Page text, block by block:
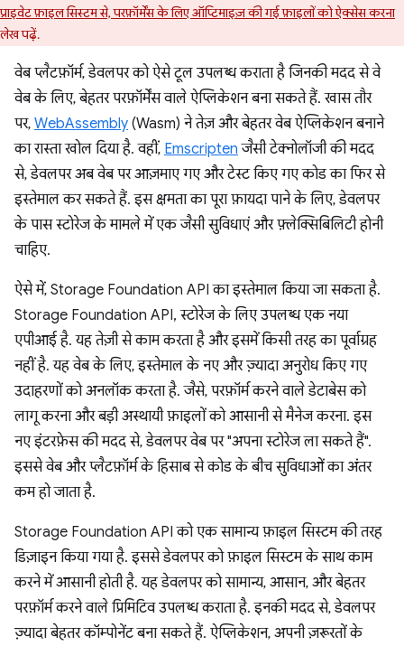
प्राइवेट फ़ाइल सिस्टम से, परफ़ॉर्मेंस के लिए ऑप्टिमाइज़ की गई फ़ाइलों को ऐक्सेस करना
लेख पढ़ें.
वेब प्लैटफ़ॉर्म, डेवलपर को ऐसे टूल उपलब्ध कराता है जिनकी मदद से वे
वेब के लिए, बेहतर परफ़ॉर्मेंस वाले ऐप्लिकेशन बना सकते हैं. खास तौर
पर, WebAssembly (Wasm) ने तेज़ और बेहतर वेब ऐप्लिकेशन बनाने
का रास्ता खोल दिया है. वहीं, Emscripten जैसी टेक्नोलॉजी की मदद
से, डेवलपर अब वेब पर आज़माए गए और टेस्ट किए गए कोड का फिर से
इस्तेमाल कर सकते हैं. इस क्षमता का पूरा फ़ायदा पाने के लिए, डेवलपर
के पास स्टोरेज के मामले में एक जैसी सुविधाएं और फ़्लेक्सिबिलिटी होनी
चाहिए.
ऐसे में, Storage Foundation API का इस्तेमाल किया जा सकता है.
Storage Foundation API, स्टोरेज के लिए उपलब्ध एक नया
एपीआई है. यह तेज़ी से काम करता है और इसमें किसी तरह का पूर्वाग्रह
नहीं है. यह वेब के लिए, इस्तेमाल के नए और ज़्यादा अनुरोध किए गए
उदाहरणों को अनलॉक करता है. जैसे, परफ़ॉर्म करने वाले डेटाबेस को
लागू करना और बड़ी अस्थायी फ़ाइलों को आसानी से मैनेज करना. इस
नए इंटरफ़ेस की मदद से, डेवलपर वेब पर "अपना स्टोरेज ला सकते हैं".
इससे वेब और प्लैटफ़ॉर्म के हिसाब से कोड के बीच सुविधाओं का अंतर
कम हो जाता है.
Storage Foundation API को एक सामान्य फ़ाइल सिस्टम की तरह
डिज़ाइन किया गया है. इससे डेवलपर को फ़ाइल सिस्टम के साथ काम
करने में आसानी होती है. यह डेवलपर को सामान्य, आसान, और बेहतर
परफ़ॉर्म करने वाले प्रिमिटिव उपलब्ध कराता है. इनकी मदद से, डेवलपर
ज़्यादा बेहतर कॉम्पोनेंट बना सकते हैं. ऐप्लिकेशन, अपनी ज़रूरतों के